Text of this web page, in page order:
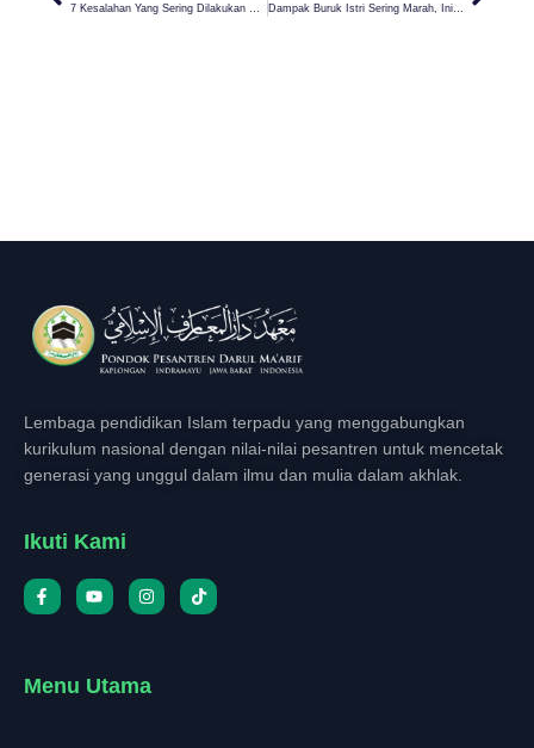
7 Kesalahan Yang Sering Dilakukan Orangtua Dalam Mendidik Anak Remaja Dampak Buruk Istri Sering Marah, Ini Kata Islam!
Lembaga pendidikan Islam terpadu yang menggabungkan
kurikulum nasional dengan nilai-nilai pesantren untuk mencetak
generasi yang unggul dalam ilmu dan mulia dalam akhlak.
Ikuti Kami
Menu Utama